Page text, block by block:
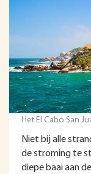
Het El Cabo San
Niet bij alle
de stroming te
diepe baai aan